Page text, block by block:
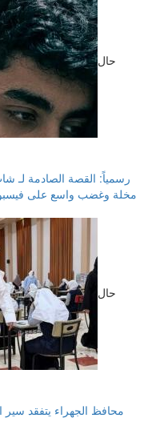
حال
رسمياً: القصة الصادمة لـ
حال
محافظ الجهراء يتفقد سير